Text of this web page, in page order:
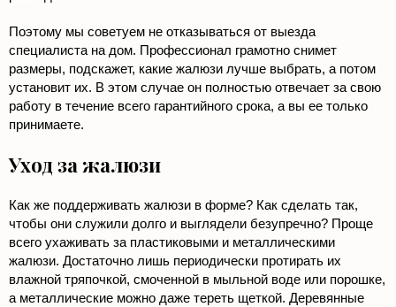
Поэтому мы советуем не отказываться от выезда
специалиста на дом. Профессионал грамотно снимет
размеры, подскажет, какие жалюзи лучше выбрать, а потом
установит их. В этом случае он полностью отвечает за свою
работу в течение всего гарантийного срока, а вы ее только
принимаете.
Уход за жалюзи
Как же поддерживать жалюзи в форме? Как сделать так,
чтобы они служили долго и выглядели безупречно? Проще
всего ухаживать за пластиковыми и металлическими
жалюзи. Достаточно лишь периодически протирать их
влажной тряпочкой, смоченной в мыльной воде или порошке,
а металлические можно даже тереть щеткой. Деревянные